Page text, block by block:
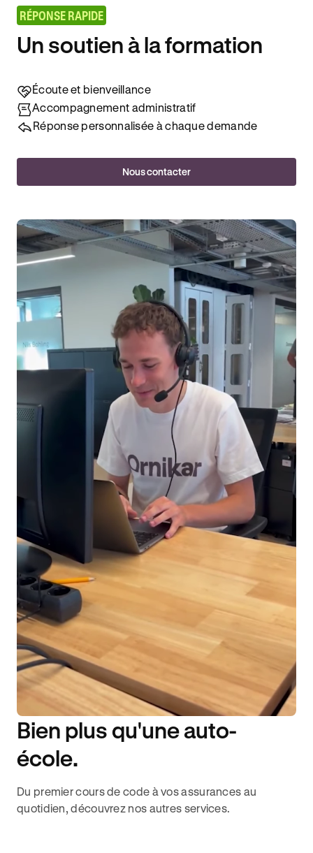
DISPONIBILITÉ 6J/7
RÉPONSE RAPIDE
Un soutien à la formation
Écoute et bienveillance
Accompagnement administratif
Réponse personnalisée à chaque demande
Nous contacter
Bien plus qu'une auto-
école.
Du premier cours de code à vos assurances au
quotidien, découvrez nos autres services.